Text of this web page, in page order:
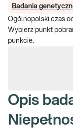
Badania
Ogólnopolski czas
Wybierz punkt
punkcie.
Opis